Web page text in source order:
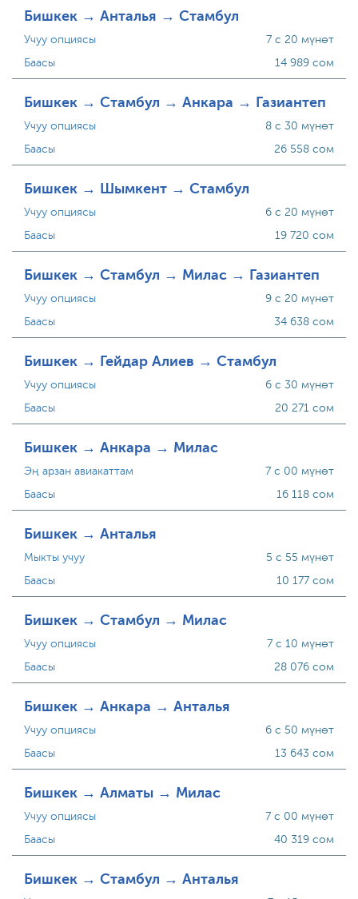
Бишкек → Анталья → Стамбул
Учуу опциясы
Баасы
7 с 20 мүнөт
14 989 сом
Бишкек → Стамбул → Анкара → Газиантеп
Учуу опциясы
Баасы
8 с 30 мүнөт
26 558 сом
Бишкек → Шымкент → Стамбул
Учуу опциясы
Баасы
6 с 20 мүнөт
19 720 сом
Бишкек → Стамбул → Милас → Газиантеп
Учуу опциясы
Баасы
9 с 20 мүнөт
34 638 сом
Бишкек → Гейдар Алиев → Стамбул
Учуу опциясы
Баасы
6 с 30 мүнөт
20 271 сом
Бишкек → Анкара → Милас
Эң арзан авиакаттам
Баасы
7 с 00 мүнөт
16 118 сом
Бишкек → Анталья
Мыкты учуу
Баасы
5 с 55 мүнөт
10 177 сом
Бишкек → Стамбул → Милас
Учуу опциясы
Баасы
7 с 10 мүнөт
28 076 сом
Бишкек → Анкара → Анталья
Учуу опциясы
Баасы
6 с 50 мүнөт
13 643 сом
Бишкек → Алматы → Милас
Учуу опциясы
Баасы
7 с 00 мүнөт
40 319 сом
Бишкек → Стамбул → Анталья